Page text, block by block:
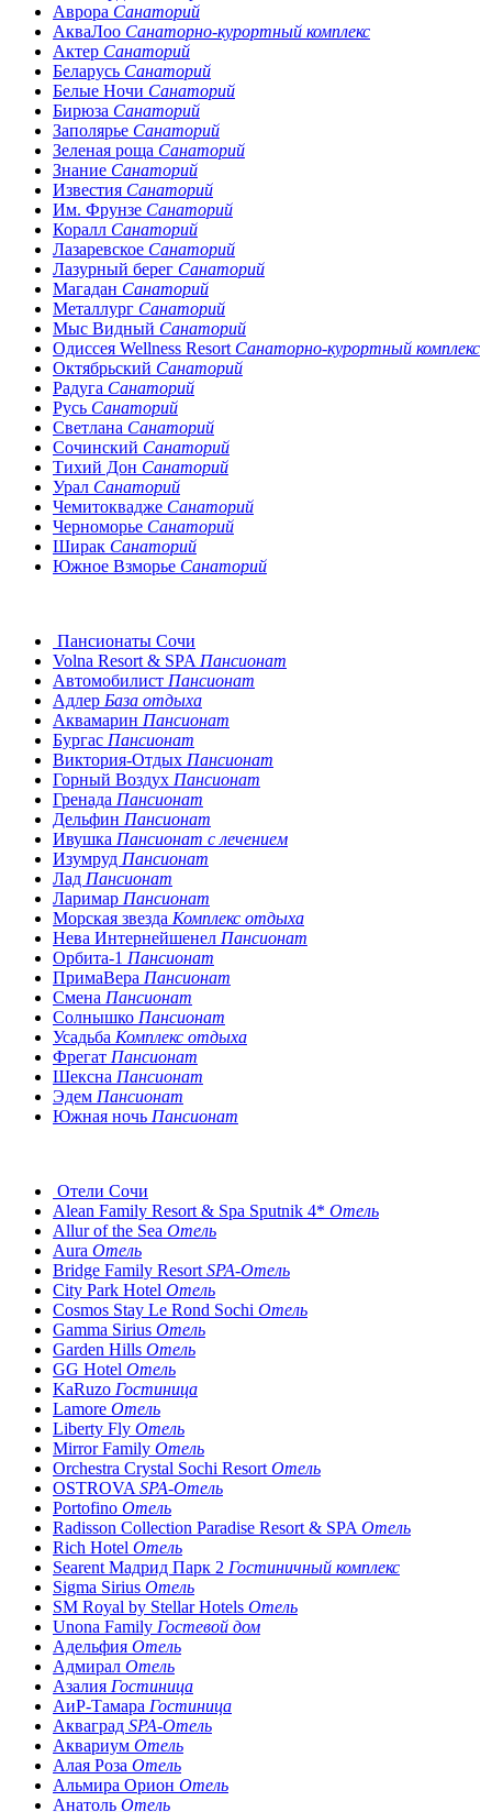
Аврора Санаторий
АкваЛоо Санаторно-курортный комплекс
Актер Санаторий
Беларусь Санаторий
Белые Ночи Санаторий
Бирюза Санаторий
Заполярье Санаторий
Зеленая роща Санаторий
Знание Санаторий
Известия Санаторий
Им. Фрунзе Санаторий
Коралл Санаторий
Лазаревское Санаторий
Лазурный берег Санаторий
Магадан Санаторий
Металлург Санаторий
Мыс Видный Санаторий
Одиссея Wellness Resort Санаторно-курортный комплекс
Октябрьский Санаторий
Радуга Санаторий
Русь Санаторий
Светлана Санаторий
Сочинский Санаторий
Тихий Дон Санаторий
Урал Санаторий
Чемитоквадже Санаторий
Черноморье Санаторий
Ширак Санаторий
Южное Взморье Санаторий
Пансионаты Сочи
Volna Resort & SPA Пансионат
Автомобилист Пансионат
Адлер База отдыха
Аквамарин Пансионат
Бургас Пансионат
Виктория-Отдых Пансионат
Горный Воздух Пансионат
Гренада Пансионат
Дельфин Пансионат
Ивушка Пансионат с лечением
Изумруд Пансионат
Лад Пансионат
Ларимар Пансионат
Морская звезда Комплекс отдыха
Нева Интернейшенел Пансионат
Орбита-1 Пансионат
ПримаВера Пансионат
Смена Пансионат
Солнышко Пансионат
Усадьба Комплекс отдыха
Фрегат Пансионат
Шексна Пансионат
Эдем Пансионат
Южная ночь Пансионат
Отели Сочи
Alean Family Resort & Spa Sputnik 4* Отель
Allur of the Sea Отель
Aura Отель
Bridge Family Resort SPA-Отель
City Park Hotel Отель
Cosmos Stay Le Rond Sochi Отель
Gamma Sirius Отель
Garden Hills Отель
GG Hotel Отель
KaRuzo Гостиница
Lamore Отель
Liberty Fly Отель
Mirror Family Отель
Orchestra Crystal Sochi Resort Отель
OSTROVA SPA-Отель
Portofino Отель
Radisson Collection Paradise Resort & SPA Отель
Rich Hotel Отель
Searent Мадрид Парк 2 Гостиничный комплекс
Sigma Sirius Отель
SM Royal by Stellar Hotels Отель
Unona Family Гостевой дом
Адельфия Отель
Адмирал Отель
Азалия Гостиница
АиР-Тамара Гостиница
Акваград SPA-Отель
Аквариум Отель
Алая Роза Отель
Альмира Орион Отель
Анатоль Отель